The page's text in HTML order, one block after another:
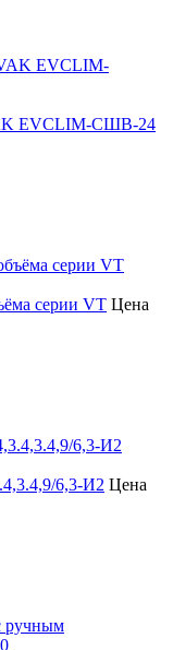
EVCLIM-СШВ-24
серии VT Цена
6,3-И2 Цена